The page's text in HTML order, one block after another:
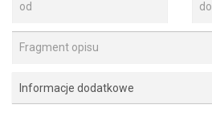
Informacje dodatkowe
Informacje dodatkowe